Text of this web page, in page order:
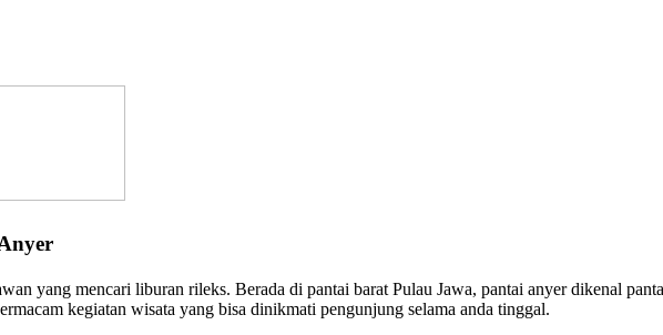
yang mencari liburan rileks. Berada di pantai barat Pulau Jawa, pantai anyer dikenal
kegiatan wisata yang bisa dinikmati pengunjung selama anda tinggal.